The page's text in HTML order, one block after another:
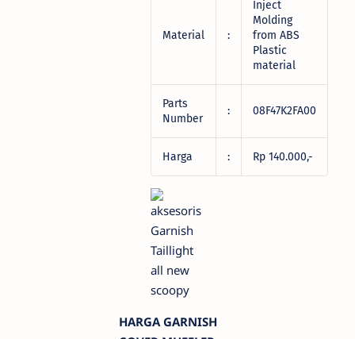
Material :
Inject
Molding
from ABS
Plastic
material
Parts
Number
: 08F47K2FA00
Harga : Rp 140.000,-
HARGA GARNISH